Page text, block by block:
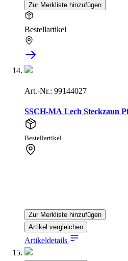
Zur Merkliste hinzufügen
Bestellartikel
Art.-Nr.: 99144027
SSCH-MA Lech Steckzaun
Bestellartikel
Zur Merkliste hinzufügen
Artikel vergleichen
Artikeldetails